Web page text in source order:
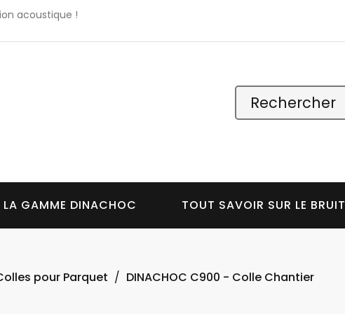
acoustique !
LA GAMME DINACHOC TOUT SAVOIR SUR LE BRUIT
pour Parquet DINACHOC C900 - Colle Chantier